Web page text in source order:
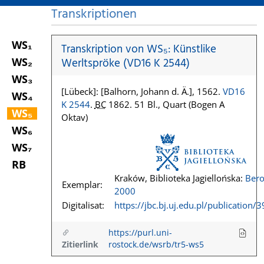
WS₁
WS₂
WS₃
WS₄
WS₅
WS₆
WS₇
RB
Transkriptionen
Transkription von WS₅: Künstlike
Werltspröke (VD16 K 2544)
[Lübeck]: [Balhorn, Johann d. Ä.], 1562. VD16
K 2544. BC1862. 51 Bl., Quart (Bogen A
Oktav)
Exemplar:
Kraków, Biblioteka Jagiellońska:
2000
Digitalisat:
https://jbc.bj.uj.edu.pl/publication/
Zitierlink
https://purl.uni-
rostock.de/wsrb/tr5-ws5